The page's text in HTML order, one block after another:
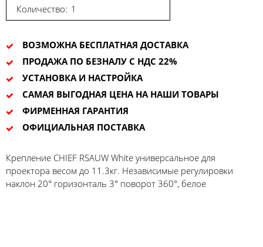
Количество:
ВОЗМОЖНА БЕСПЛАТНАЯ ДОСТАВКА
ПРОДАЖА ПО БЕЗНАЛУ С НДС 22%
УСТАНОВКА И НАСТРОЙКА
САМАЯ ВЫГОДНАЯ ЦЕНА НА НАШИ ТОВАРЫ
ФИРМЕННАЯ ГАРАНТИЯ
ОФИЦИАЛЬНАЯ ПОСТАВКА
Крепление CHIEF RSAUW White универсальное для
проектора весом до 11.3кг. Независимые регулировки
наклон 20° горизонталь 3° поворот 360°, белое